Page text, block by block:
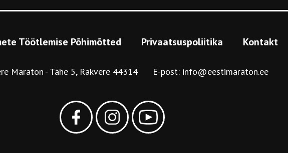
Töötlemise Põhimõtted Privaatsuspoliitika Kontakt
Maraton Tähe 5, Rakvere 44314 E-post: info@eestimaraton.ee